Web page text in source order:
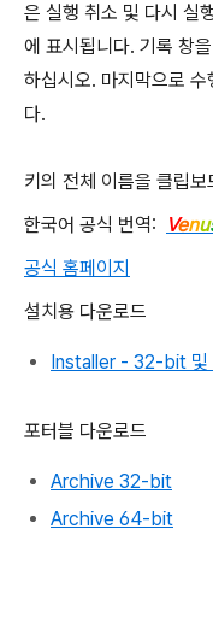
은 실행 취소 및 다시 실
에 표시됩니다. 기록 창
하십시오. 마지막으로 수
다.
키의 전체 이름을 클립
한국어 공식 번역:
Venu
공식 홈페이지
설치용 다운로드
Installer - 32-bit
포터블 다운로드
Archive 32-bit
Archive 64-bit